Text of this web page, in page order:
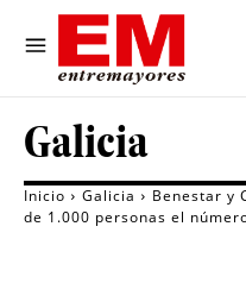
Galicia
Inicio Galicia
Benestar y
de 1.000 personas el